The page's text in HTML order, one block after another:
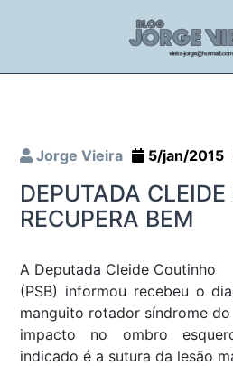
Jorge Vieira 5/jan/2015
DEPUTADA CLEIDE
RECUPERA BEM
A Deputada Cleide Coutinho
(PSB) informou recebeu o
manguito rotador síndrome do
impacto no ombro
indicado é a sutura da lesão